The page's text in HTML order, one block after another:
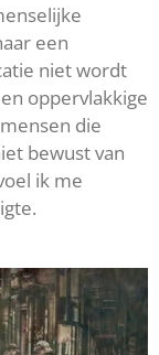
een
niet wordt
oppervlakkige
die
bewust van
ik me